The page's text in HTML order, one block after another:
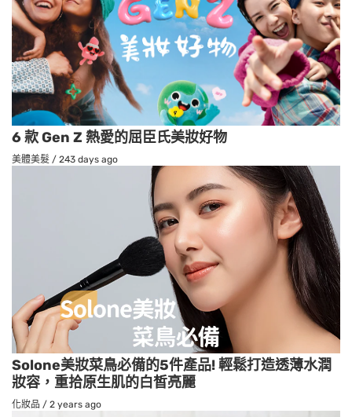
6 款 Gen Z 熱愛的屈臣氏美妝好物
美體美髮 / 243 days ago
Solone美妝菜鳥必備的5件產品! 輕鬆打造透薄水潤
妝容，重拾原生肌的白皙亮麗
化妝品 / 2 years ago